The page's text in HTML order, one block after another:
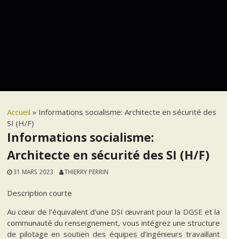
Accueil » Informations socialisme: Architecte en sécurité des
SI (H/F)
Informations socialisme:
Architecte en sécurité des SI (H/F)
31 MARS 2023 THIERRY PERRIN
Description courte
Au cœur de l’équivalent d’une DSI œuvrant pour la DGSE et la
communauté du renseignement, vous intégrez une structure
de pilotage en soutien des équipes d’ingénieurs travaillant